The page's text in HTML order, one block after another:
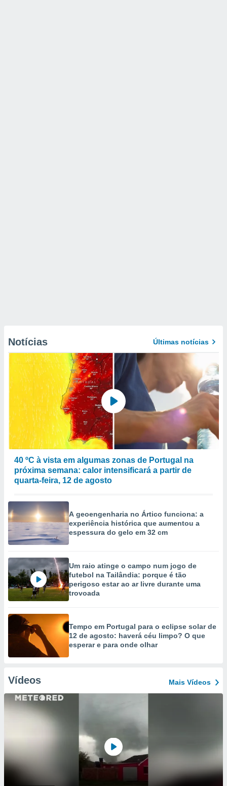
Notícias Últimas notícias
40 ºC à vista em algumas zonas de Portugal na
próxima semana: calor intensificará a partir de
quarta-feira, 12 de agosto
A geoengenharia no Ártico funciona: a
experiência histórica que aumentou a
espessura do gelo em 32 cm
Um raio atinge o campo num jogo de
futebol na Tailândia: porque é tão
perigoso estar ao ar livre durante uma
trovoada
Tempo em Portugal para o eclipse solar de
12 de agosto: haverá céu limpo? O que
esperar e para onde olhar
Vídeos Mais Vídeos